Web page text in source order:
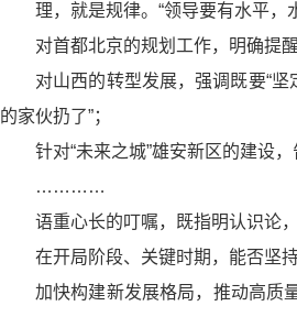
理，就是规律。“领导要有水平，
对首都北京的规划工作，明确提
对山西的转型发展，强调既要“坚
的家伙扔了”；
针对“未来之城”雄安新区的建设
…………
语重心长的叮嘱，既指明认识论
在开局阶段、关键时期，能否坚
加快构建新发展格局，推动高质